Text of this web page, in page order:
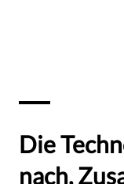
Die
nach,